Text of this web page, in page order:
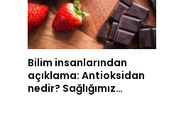
Bilim insanlarından
açıklama: Antioksidan
nedir? Sağlığımız…